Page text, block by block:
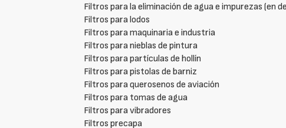
Filtros para la eliminación de agua e impurezas (en
Filtros para lodos
Filtros para maquinaria e industria
Filtros para nieblas de pintura
Filtros para partículas de hollín
Filtros para pistolas de barniz
Filtros para querosenos de aviación
Filtros para tomas de agua
Filtros para vibradores
Filtros precapa